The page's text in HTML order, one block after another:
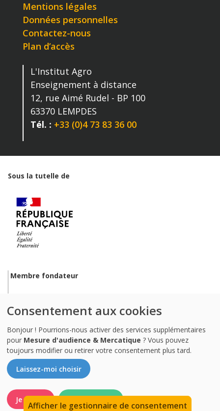
Mentions légales
Données personnelles
Contactez-nous
Plan d’accès
L'Institut Agro
Enseignement à distance
12, rue Aimé Rudel - BP 100
63370 LEMPDES
Tél. : +33 (0)4 73 83 36 00
Sous la tutelle de
Membre fondateur
Membre de
Consentement aux cookies
Bonjour ! Pourrions-nous activer des services supplémentaires
pour Mesure d'audience & Mercatique ? Vous pouvez
toujours modifier ou retirer votre consentement plus tard.
Laissez-moi choisir
Je refuse
Afficher le gestionnaire de consentement